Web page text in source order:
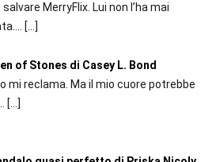
salvare MerryFlix. Lui non l’ha mai
[…]
of Stones di Casey L. Bond
mi reclama. Ma il mio cuore potrebbe
[…]